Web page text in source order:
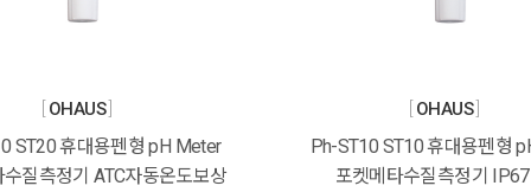
OHAUS
ST20 휴대용펜형 pH Meter
질측정기 ATC자동온도보상
OHAUS
Ph-ST10 ST10 휴대용펜형
포켓메타수질측정기